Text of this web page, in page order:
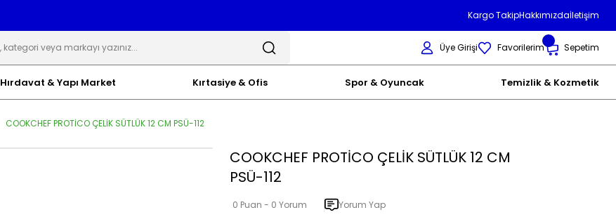
Kargo TakipHakkımızdaİletişim
Üye Girişi Favorilerim Sepetim
Hırdavat & Yapı Market Kırtasiye & Ofis Spor & Oyuncak Temizlik & Kozmetik
COOKCHEF PROTİCO ÇELİK SÜTLÜK 12 CM PSÜ-112
COOKCHEF PROTİCO ÇELİK SÜTLÜK 12 CM
PSÜ-112
0 Puan - 0 Yorum Yorum Yap